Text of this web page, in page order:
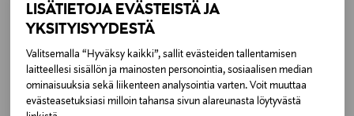
LISÄTIETOJA EVÄSTEISTÄ JA
YKSITYISYYDESTÄ
Valitsemalla “Hyväksy kaikki”, sallit evästeiden tallentamisen
laitteellesi sisällön ja mainosten personointia, sosiaalisen median
ominaisuuksia sekä liikenteen analysointia varten. Voit muuttaa
evästeasetuksiasi milloin tahansa sivun alareunasta löytyvästä
Saksa
Valmistajan tuotenumero
122428
LISÄÄ KIINNOSTAVIA